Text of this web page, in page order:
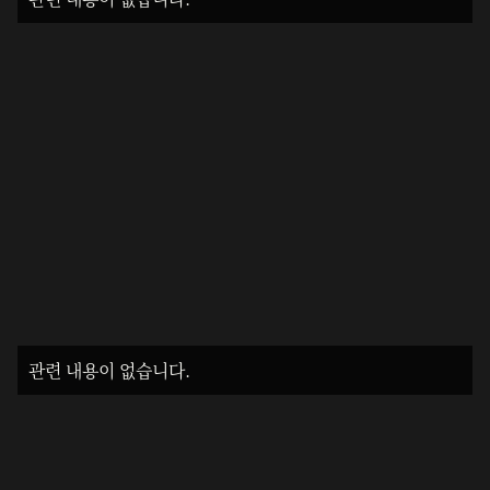
관련 내용이 없습니다.